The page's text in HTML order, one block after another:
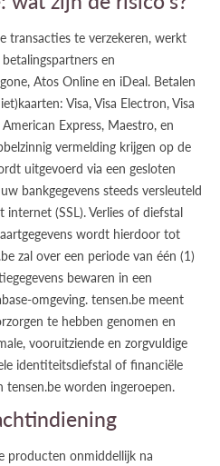
transacties te verzekeren, werkt
en
Atos Online en iDeal. Betalen
Visa, Visa Electron, Visa
Express, Maestro, en
vermelding krijgen op de
uitgevoerd via een gesloten
bankgegevens steeds versleuteld
(SSL). Verlies of diefstal
wordt hierdoor tot
zal over een periode van één (1)
bewaren in een
omgeving. tensen.be meent
te hebben genomen en
vooruitziende en zorgvuldige
identiteitsdiefstal of financiële
worden ingeroepen.
producten onmiddellijk na